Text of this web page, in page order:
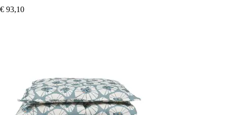
€ 93,10